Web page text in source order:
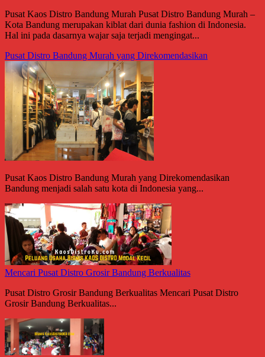
Pusat Kaos Distro Bandung Murah Pusat Distro Bandung Murah –
Kota Bandung merupakan kiblat dari dunia fashion di Indonesia.
Hal ini pada dasarnya wajar saja terjadi mengingat...
Pusat Distro Bandung Murah yang Direkomendasikan
Pusat Kaos Distro Bandung Murah yang Direkomendasikan
Bandung menjadi salah satu kota di Indonesia yang...
Mencari Pusat Distro Grosir Bandung Berkualitas
Pusat Distro Grosir Bandung Berkualitas Mencari Pusat Distro
Grosir Bandung Berkualitas...